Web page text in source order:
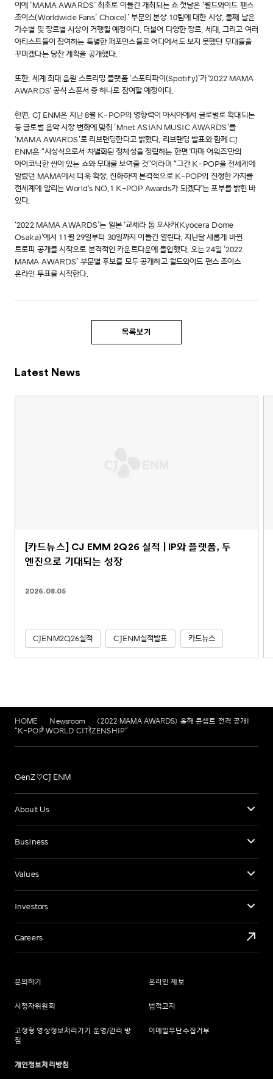
이에 ‘MAMA AWARDS’ 최초로 이틀간 개최되는 쇼 첫날은 ‘월드와이드 팬스
초이스(Worldwide Fans’ Choice)’ 부문의 본상 10팀에 대한 시상, 둘째 날은
가수별 및 장르별 시상이 거행될 예정이다. 더불어 다양한 장르, 세대, 그리고 여러
아티스트들이 참여하는 특별한 퍼포먼스들로 어디에서도 보지 못했던 무대들을
꾸미겠다는 당찬 계획을 공개했다.
또한, 세계 최대 음원 스트리밍 플랫폼 ‘스포티파이(Spotify)’가 '2022 MAMA
AWARDS' 공식 스폰서 중 하나로 참여할 예정이다.
한편, CJ ENM은 지난 8월 K-POP의 영향력이 아시아에서 글로벌로 확대되는
등 글로벌 음악 시장 변화에 맞춰 ‘Mnet ASIAN MUSIC AWARDS’를
‘MAMA AWARDS’로 리브랜딩한다고 밝혔다. 리브랜딩 발표와 함께 CJ
ENM은 “시상식으로서 차별화된 정체성을 정립하는 한편 '마마 어워즈'만의
아이코닉한 씬이 있는 쇼와 무대를 보여줄 것”이라며 “그간 K-POP을 전세계에
알렸던 MAMA에서 더욱 확장, 진화하여 본격적으로 K-POP의 진정한 가치를
전세계에 알리는 World's NO.1 K-POP Awards가 되겠다"는 포부를 밝힌 바
있다.
‘2022 MAMA AWARDS’는 일본 ‘교세라 돔 오사카(Kyocera Dome
Osaka)’에서 11월 29일부터 30일까지 이틀간 열린다. 지난달 새롭게 바뀐
트로피 공개를 시작으로 본격적인 카운트다운에 돌입했다. 오는 24일 ‘2022
MAMA AWARDS’ 부문별 후보를 모두 공개하고 월드와이드 팬스 초이스
온라인 투표를 시작한다.
목록보기
Latest News
[카드뉴스] CJ EMM 2Q26 실적 | IP와 플랫폼, 두
엔진으로 기대되는 성장
2026.08.05
CJENM2Q26실적 CJENM실적발표 카드뉴스
HOME Newsroom
<2022 MAMA AWARDS> 올해 콘셉트 전격 공개!
“K-POP WORLD CITIZENSHIP”
GenZ♡CJ ENM
About Us
Business
Values
Investors
Careers
문의하기 온라인 제보
시청자위원회 법적고지
고정형 영상정보처리기기 운영/관리 방
침
이메일무단수집거부
개인정보처리방침